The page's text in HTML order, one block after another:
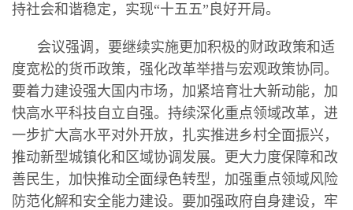
持社会和谐稳定，实现“十五五”良好开局。
会议强调，要继续实施更加积极的财政政策和适
度宽松的货币政策，强化改革举措与宏观政策协同。
要着力建设强大国内市场，加紧培育壮大新动能，加
快高水平科技自立自强。持续深化重点领域改革，进
一步扩大高水平对外开放，扎实推进乡村全面振兴，
推动新型城镇化和区域协调发展。更大力度保障和改
善民生，加快推动全面绿色转型，加强重点领域风险
防范化解和安全能力建设。要加强政府自身建设，牢